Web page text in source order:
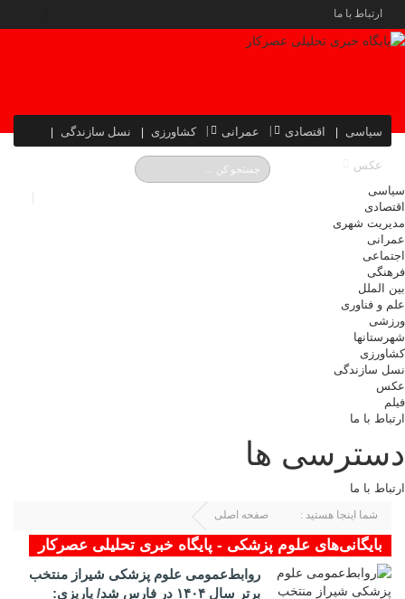
ارتباط با ما
سیاسی اقتصادی عمرانی کشاورزی نسل سازندگی
عکس
سیاسی
اقتصادی
مدیریت شهری
عمرانی
اجتماعی
فرهنگی
بین الملل
علم و فناوری
ورزشی
شهرستانها
کشاورزی
نسل سازندگی
عکس
فیلم
ارتباط با ما
دسترسی ها
ارتباط با ما
شما اینجا هستید : صفحه اصلی
برچسب زده شده با : علوم پزشکی
بایگانی‌های علوم پزشکی - پایگاه خبری تحلیلی عصرکار
روابط‌عمومی علوم پزشکی شیراز منتخب
برتر سال ۱۴۰۴ در فارس شد/ پاریزی: